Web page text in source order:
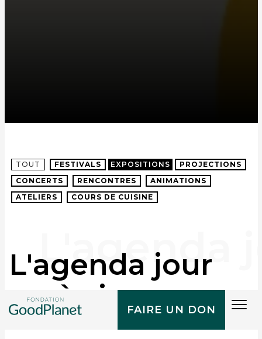
FAIRE UN DON
TOUT FESTIVALS EXPOSITIONS
PROJECTIONS
CONCERTS
RENCONTRES
ANIMATIONS
ATELIERS
COURS DE CUISINE
L'agenda jour
après jour